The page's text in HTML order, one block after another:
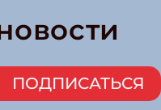
ПОДПИСАТЬСЯ